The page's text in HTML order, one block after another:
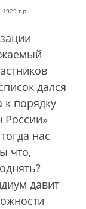
1929 г.р.
дался
порядку
нас
что,
давит